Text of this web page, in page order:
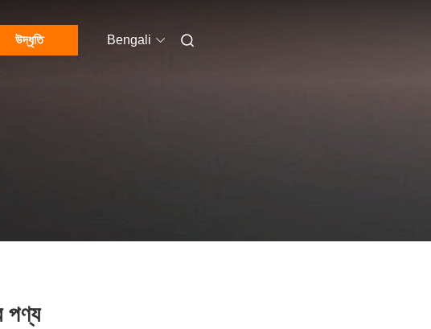
উদ্ধৃতি Bengali
পণ্য